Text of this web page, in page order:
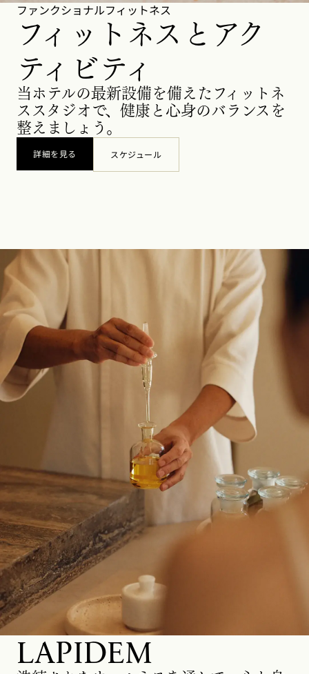
ファンクショナルフィットネス
フィットネスとアク
ティビティ
当ホテルの最新設備を備えたフィットネ
ススタジオで、健康と心身のバランスを
整えましょう。
詳細を見る スケジュール
LAPIDEM